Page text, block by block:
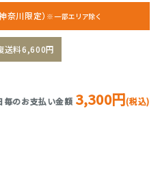
奈川限定） ※一部エリア除く
送料6,600円
毎のお支払い金額 3,300円(税込)